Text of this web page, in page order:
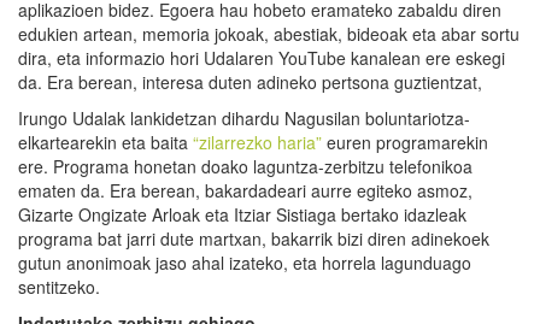
aplikazioen bidez. Egoera hau hobeto eramateko zabaldu diren
edukien artean, memoria jokoak, abestiak, bideoak eta abar sortu
dira, eta informazio hori Udalaren YouTube kanalean ere eskegi
da. Era berean, interesa duten adineko pertsona guztientzat,
Irungo Udalak lankidetzan dihardu Nagusilan boluntariotza-
elkartearekin eta baita “zilarrezko haria” euren programarekin
ere. Programa honetan doako laguntza-zerbitzu telefonikoa
ematen da. Era berean, bakardadeari aurre egiteko asmoz,
Gizarte Ongizate Arloak eta Itziar Sistiaga bertako idazleak
programa bat jarri dute martxan, bakarrik bizi diren adinekoek
gutun anonimoak jaso ahal izateko, eta horrela lagunduago
sentitzeko.